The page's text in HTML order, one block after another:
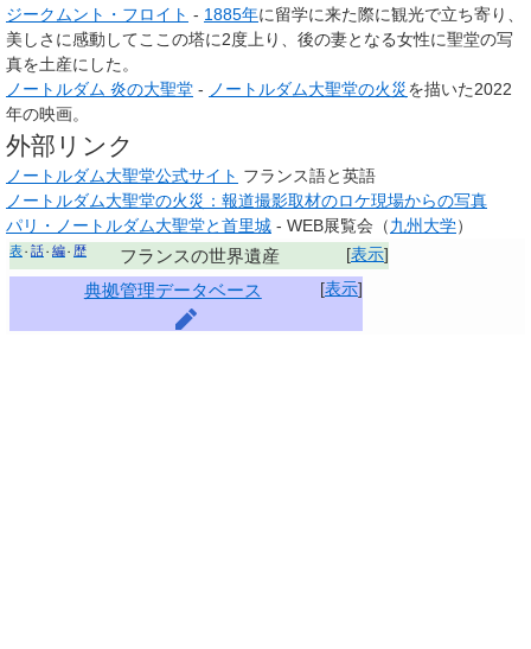
ジークムント・フロイト - 1885年に留学に来た際に観光で立ち寄り、
美しさに感動してここの塔に2度上り、後の妻となる女性に聖堂の写
真を土産にした。
ノートルダム 炎の大聖堂 - ノートルダム大聖堂の火災を描いた2022
年の映画。
外部リンク
ノートルダム大聖堂公式サイト フランス語と英語
ノートルダム大聖堂の火災：報道撮影取材のロケ現場からの写真
パリ・ノートルダム大聖堂と首里城 - WEB展覧会（九州大学）
[表示]
表 話 編 歴 フランスの世界遺産
[表示]
典拠管理データベース